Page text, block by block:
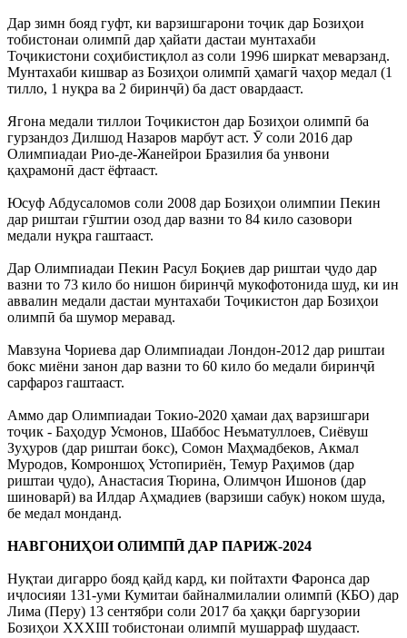
Дар зимн бояд гуфт, ки варзишгарони тоҷик дар Бозиҳои
тобистонаи олимпӣ дар ҳайати дастаи мунтахаби
Тоҷикистони соҳибистиқлол аз соли 1996 ширкат меварзанд.
Мунтахаби кишвар аз Бозиҳои олимпӣ ҳамагӣ чаҳор медал (1
тилло, 1 нуқра ва 2 биринҷӣ) ба даст овардааст.
Ягона медали тиллои Тоҷикистон дар Бозиҳои олимпӣ ба
гурзандоз Дилшод Назаров марбут аст. Ӯ соли 2016 дар
Олимпиадаи Рио-де-Жанейрои Бразилия ба унвони
қаҳрамонӣ даст ёфтааст.
Юсуф Абдусаломов соли 2008 дар Бозиҳои олимпии Пекин
дар риштаи гӯштии озод дар вазни то 84 кило сазовори
медали нуқра гаштааст.
Дар Олимпиадаи Пекин Расул Боқиев дар риштаи ҷудо дар
вазни то 73 кило бо нишон биринҷӣ мукофотонида шуд, ки ин
аввалин медали дастаи мунтахаби Тоҷикистон дар Бозиҳои
олимпӣ ба шумор меравад.
Мавзуна Чориева дар Олимпиадаи Лондон-2012 дар риштаи
бокс миёни занон дар вазни то 60 кило бо медали биринҷӣ
сарфароз гаштааст.
Аммо дар Олимпиадаи Токио-2020 ҳамаи даҳ варзишгари
тоҷик - Баҳодур Усмонов, Шаббос Неъматуллоев, Сиёвуш
Зуҳуров (дар риштаи бокс), Сомон Маҳмадбеков, Акмал
Муродов, Комроншоҳ Устопириён, Темур Раҳимов (дар
риштаи ҷудо), Анастасия Тюрина, Олимҷон Ишонов (дар
шиноварӣ) ва Илдар Аҳмадиев (варзиши сабук) ноком шуда,
бе медал монданд.
НАВГОНИҲОИ ОЛИМПӢ ДАР ПАРИЖ-2024
Нуқтаи дигарро бояд қайд кард, ки пойтахти Фаронса дар
иҷлосияи 131-уми Кумитаи байналмилалии олимпӣ (КБО) дар
Лима (Перу) 13 сентябри соли 2017 ба ҳаққи баргузории
Бозиҳои XXXIII тобистонаи олимпӣ мушарраф шудааст.